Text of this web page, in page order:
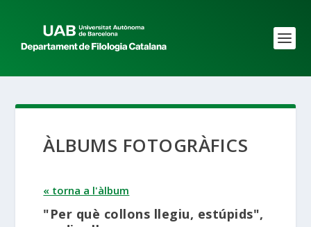
ÀLBUMS FOTOGRÀFICS
« torna a l'àlbum
"Per què collons llegiu, estúpids",